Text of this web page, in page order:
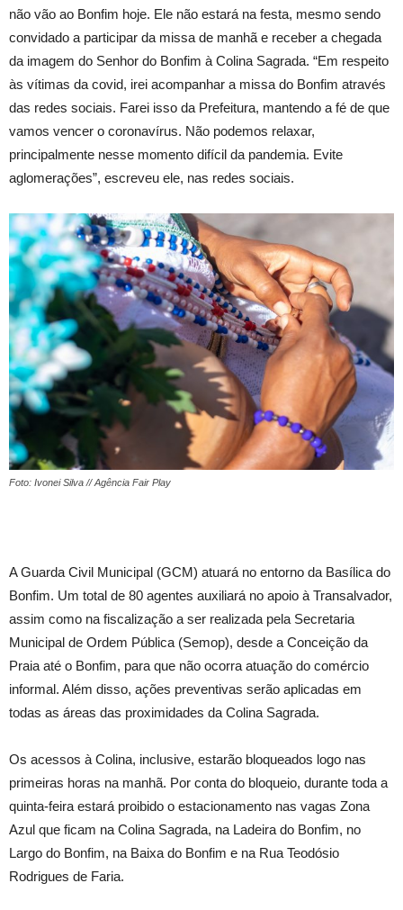
não vão ao Bonfim hoje. Ele não estará na festa, mesmo sendo
convidado a participar da missa de manhã e receber a chegada
da imagem do Senhor do Bonfim à Colina Sagrada. “Em respeito
às vítimas da covid, irei acompanhar a missa do Bonfim através
das redes sociais. Farei isso da Prefeitura, mantendo a fé de que
vamos vencer o coronavírus. Não podemos relaxar,
principalmente nesse momento difícil da pandemia. Evite
aglomerações”, escreveu ele, nas redes sociais.
Foto: Ivonei Silva // Agência Fair Play
A Guarda Civil Municipal (GCM) atuará no entorno da Basílica do
Bonfim. Um total de 80 agentes auxiliará no apoio à Transalvador,
assim como na fiscalização a ser realizada pela Secretaria
Municipal de Ordem Pública (Semop), desde a Conceição da
Praia até o Bonfim, para que não ocorra atuação do comércio
informal. Além disso, ações preventivas serão aplicadas em
todas as áreas das proximidades da Colina Sagrada.
Os acessos à Colina, inclusive, estarão bloqueados logo nas
primeiras horas na manhã. Por conta do bloqueio, durante toda a
quinta-feira estará proibido o estacionamento nas vagas Zona
Azul que ficam na Colina Sagrada, na Ladeira do Bonfim, no
Largo do Bonfim, na Baixa do Bonfim e na Rua Teodósio
Rodrigues de Faria.